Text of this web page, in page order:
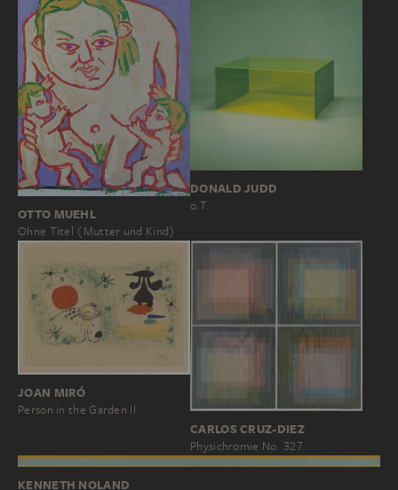
OTTO MUEHL
Ohne Titel (Mutter und Kind)
DONALD JUDD
o.T.
JOAN MIRÓ
Person in the Garden II
CARLOS CRUZ-DIEZ
Physichromie No. 327
KENNETH NOLAND